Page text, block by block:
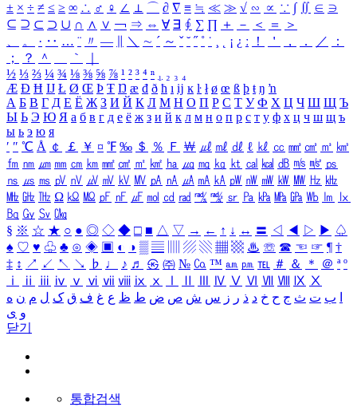
± × ÷ ≠ ≤ ≥ ∞ ∴ ♂ ♀ ∠ ⊥ ⌒ ∂ ∇ ≡ ≒ ≪ ≫ √ ∽ ∝ ∵ ∫ ∬ ∈ ∋
⊆ ⊇ ⊂ ⊃ ∪ ∩ ∧ ∨ ￢ ⇒ ⇔ ∀ ∃ ∮ ∑ ∏ ＋ － ＜ ＝
＞
、
。 · ‥ … ¨ 〃 ― ＼ ∼ ´ ～ ˇ ˘ ˝ ˚ ˙ ¸ ¡ ¿ ː ！ ＇ ， ． ／
：
；
？ ＾ ｀
½ ⅓ ⅔ ¼ ¾ ⅛ ⅜ ⅝ ⅞ ¹ ² ³ ⁴ ⁿ ₁ ₂ ₃ ₄
Æ Ð Ħ Ĳ Ł Ø Œ Þ Ŧ Ŋ æ đ ð ħ ı ĳ ĸ ŀ ł ø œ ß þ ŧ ŋ ŉ
А Б В Г Д Е Ё Ж З И Й К Л М Н О П Р С Т У Ф Х Ц Ч Ш Щ Ъ
Ы Ь Э Ю Я а б в г д е ё ж з и й к л м н о п р с т у ф х ц ч ш щ ъ
ы ь э ю я
′ ″ ℃ Å ￠ ￡ ￥ ¤ ℉ ‰ ＄ ％ Ｆ ￦ ㎕ ㎖ ㎗ ℓ ㎘ ㏄ ㎣ ㎤ ㎥ ㎦
㎙ ㎚ ㎛ ㎜ ㎝ ㎞ ㎟ ㎠ ㎡ ㎢ ㏊ ㎍ ㎎ ㎏ ㏏ ㎈ ㎉ ㏈ ㎧ ㎨ ㎰
㎱ ㎲ ㎳ ㎴ ㎵ ㎶ ㎷ ㎸ ㎹ ㎀ ㎁ ㎂ ㎃ ㎄ ㎺ ㎻ ㎽ ㎾ ㎿ ㎐ ㎑
㎒ ㎓ ㎔ Ω ㏀ ㏁ ㎊ ㎋ ㎌ ㏖ ㏅ ㎭ ㎮ ㎯ ㏛ ㎩ ㎪ ㎫ ㎬ ㏝ ㏐
㏓
㏃ ㏉ ㏜ ㏆
§ ※ ☆ ★ ○ ● ◎ ◇ ◆ □ ■ △ ▽ → ← ↑ ↓ ↔ 〓 ◁ ◀ ▷ ▶ ♤
♠ ♡ ♥ ♧ ♣ ⊙ ◈ ▣ ◐ ◑ ▒ ▤ ▨ ▧ ▦ ▩ ♨ ☏ ☎ ☜ ☞ ¶ †
‡ ↕ ↗ ↙ ↖ ↘ ♭ ♩ ♪ ♬ ㉿ ㈜ № ㏇ ™ ㏂ ㏘ ℡ ＃ ＆ ＊ ＠ ª º
ⅰ
ⅱ ⅲ ⅳ ⅴ ⅵ ⅶ ⅷ ⅸ ⅹ Ⅳ Ⅴ Ⅵ Ⅶ Ⅷ Ⅸ Ⅹ
ب ت ث ج ح خ د ذ ر ز س ش ص ض ط ظ ع غ ف ق ک ل م ن ه
و ی
닫기
통합검색